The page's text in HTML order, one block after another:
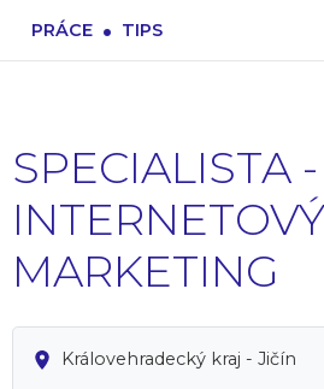
PRÁCE . TIPS
SPECIALISTA -
INTERNETOVÝ
MARKETING
Královehradecký kraj - Jičín